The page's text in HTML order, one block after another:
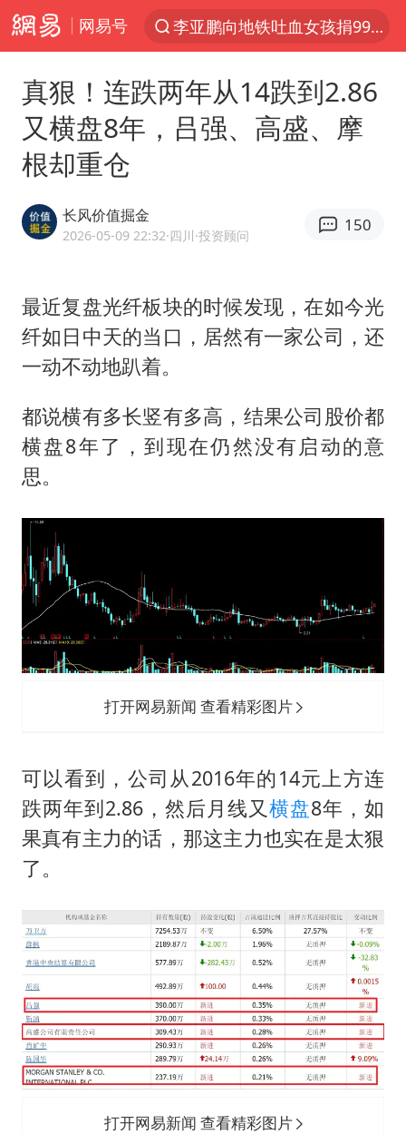
网易号
李亚鹏向地铁吐血女孩捐99999元
周杰伦方辟谣“私生子”传闻
逃犯看演唱会 刚出地铁就被逮住
41岁女子为鼓励女儿考上985研究生
《Monica》填词人黎彼得去世
人贩子“梅姨”真名谢家梅
A股创业板指低开1.78%
蜜雪冰城员工抽烟收银 门店现已停业
外交部回应日本将中国列为最大挑战
真狠！连跌两年从14跌到2.86
又横盘8年，吕强、高盛、摩
根却重仓
长风价值掘金
2026-05-09 22:32·四川·投资顾问
150
最近复盘光纤板块的时候发现，在如今光
纤如日中天的当口，居然有一家公司，还
一动不动地趴着。
都说横有多长竖有多高，结果公司股价都
横盘8年了，到现在仍然没有启动的意
思。
打开网易新闻 查看精彩图片
可以看到，公司从2016年的14元上方连
跌两年到2.86，然后月线又横盘8年，如
果真有主力的话，那这主力也实在是太狠
了。
打开网易新闻 查看精彩图片